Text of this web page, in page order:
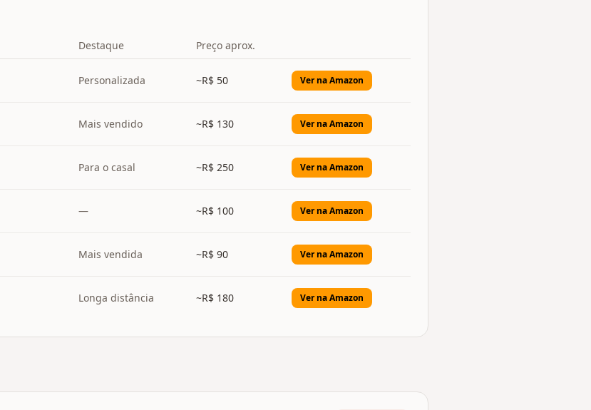
Destaque Preço aprox.
Personalizada ~R$ 50 Ver na Amazon
Mais vendido ~R$ 130 Ver na Amazon
Para o casal ~R$ 250 Ver na Amazon
— ~R$ 100 Ver na Amazon
Mais vendida ~R$ 90 Ver na Amazon
Longa distância ~R$ 180 Ver na Amazon